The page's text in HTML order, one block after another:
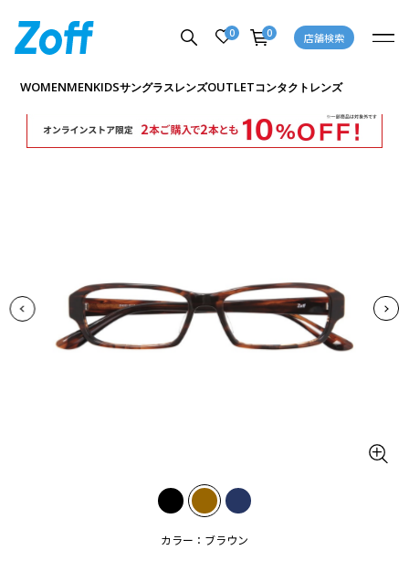
0 0 店舗検索
WOMENMENKIDSサングラスレンズOUTLETコンタクトレンズ
カラー：ブラウン
商品詳細ページへ